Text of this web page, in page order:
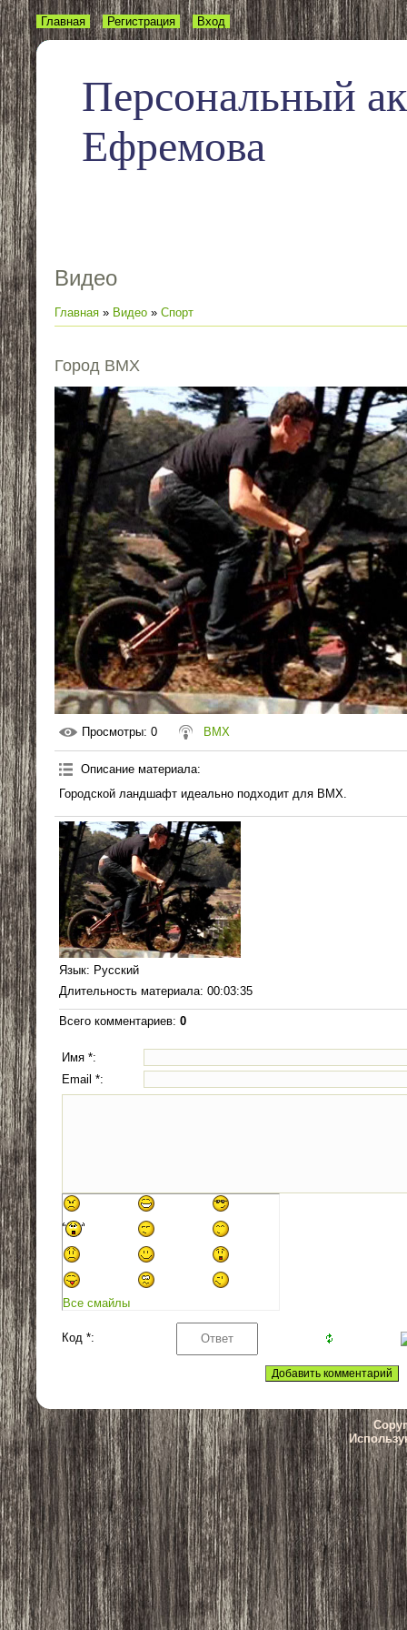
Персональный
Ефремова
Главная Регистрация Вход
Видео
Главная » Видео » Спорт
Город BMX
Просмотры: 0 BMX
Описание материала:
Городской ландшафт идеально подходит для BMX.
Язык: Русский
Длительность материала: 00:03:35
Всего комментариев: 0
Имя *:
Email *:
Все смайлы
Код *: